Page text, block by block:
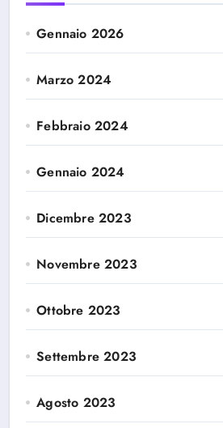
Gennaio 2026
Marzo 2024
Febbraio 2024
Gennaio 2024
Dicembre 2023
Novembre 2023
Ottobre 2023
Settembre 2023
Agosto 2023